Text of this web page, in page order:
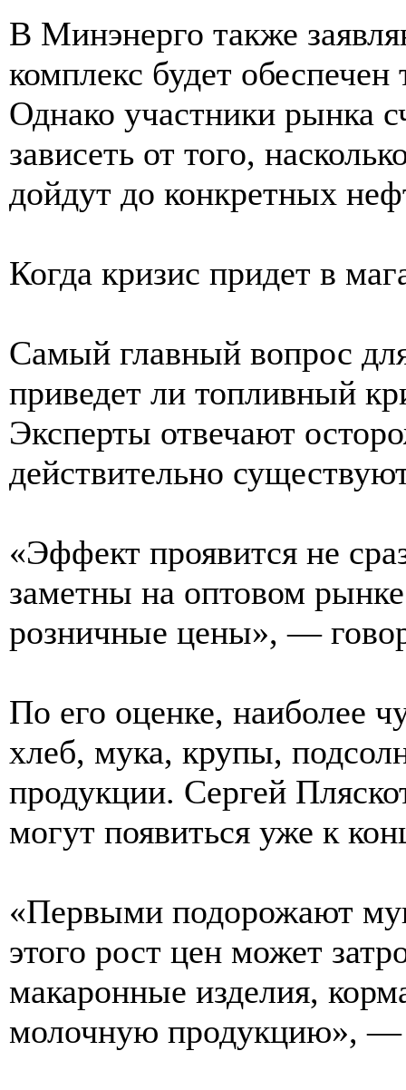
В Минэнерго также
комплекс будет
Однако участники рынка
зависеть от того,
дойдут до конкретных
Когда кризис придет в
Самый главный вопрос
приведет ли топливный
Эксперты отвечают
действительно
«Эффект проявится не
заметны на оптовом
розничные цены», —
По его оценке, наиболее
хлеб, мука, крупы,
продукции. Сергей
могут появиться уже к
«Первыми подорожают
этого рост цен может
макаронные изделия,
молочную продукцию», —